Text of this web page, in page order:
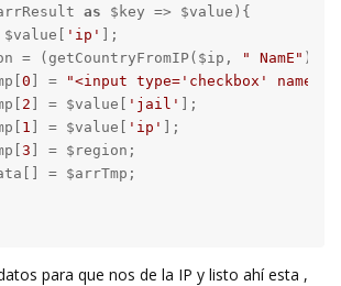
as $key => $value){
'ip'
];
= (getCountryFromIP($ip,
" NamE" ));
0 ] = "<input type='checkbox' name='"
2 ] = $value[ 'jail'
];
1 ] = $value[ 'ip'
];
3 ] = $region;
= $arrTmp;
para que nos de la IP y listo ahí esta ,